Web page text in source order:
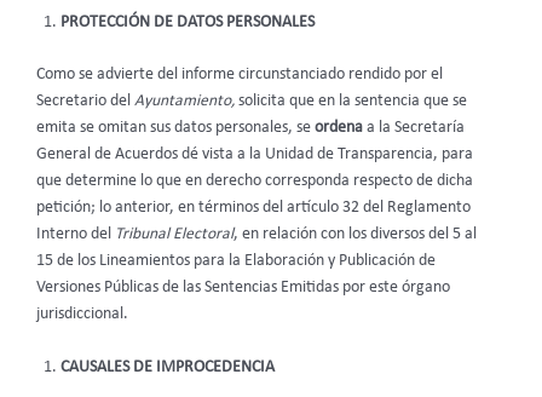
PROTECCIÓN DE DATOS PERSONALES
Como se advierte del informe circunstanciado rendido por el
Secretario del Ayuntamiento, solicita que en la sentencia que se
emita se omitan sus datos personales, se ordena a la Secretaría
General de Acuerdos dé vista a la Unidad de Transparencia, para
que determine lo que en derecho corresponda respecto de dicha
petición; lo anterior, en términos del artículo 32 del Reglamento
Interno del
Tribunal Electoral, en relación con los diversos del 5 al
15 de los Lineamientos para la Elaboración y Publicación de
Versiones Públicas de las Sentencias Emitidas por este órgano
jurisdiccional.
CAUSALES DE IMPROCEDENCIA